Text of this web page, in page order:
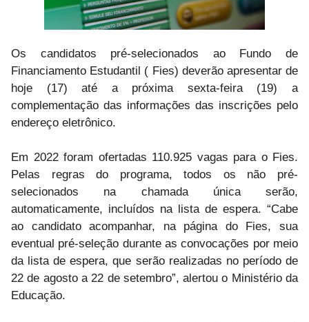
Os candidatos pré-selecionados ao Fundo de
Financiamento Estudantil ( Fies) deverão apresentar de
hoje (17) até a próxima sexta-feira (19) a
complementação das informações das inscrições pelo
endereço eletrônico.
Em 2022 foram ofertadas 110.925 vagas para o Fies.
Pelas regras do programa, todos os não pré-
selecionados na chamada única serão,
automaticamente, incluídos na lista de espera. “Cabe
ao candidato acompanhar, na página do Fies, sua
eventual pré-seleção durante as convocações por meio
da lista de espera, que serão realizadas no período de
22 de agosto a 22 de setembro”, alertou o Ministério da
Educação.